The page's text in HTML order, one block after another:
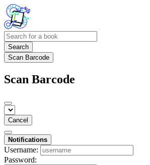
Search
Scan Barcode
Scan Barcode
Cancel
Notifications
Username:
Password: